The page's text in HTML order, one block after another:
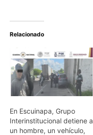
Relacionado
En Escuinapa, Grupo
Interinstitucional detiene a
un hombre, un vehículo,